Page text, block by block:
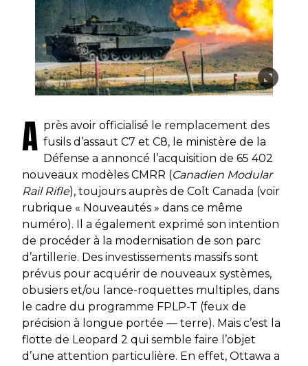
A près avoir officialisé le remplacement des
fusils d’assaut C7 et C8, le ministère de la
Défense a annoncé l’acquisition de 65 402
nouveaux modèles CMRR (Canadien Modular
Rail Rifle), toujours auprès de Colt Canada (voir
rubrique « Nouveautés » dans ce même
numéro). Il a également exprimé son intention
de procéder à la modernisation de son parc
d’artillerie. Des investissements massifs sont
prévus pour acquérir de nouveaux systèmes,
obusiers et/ou lance-roquettes multiples, dans
le cadre du programme FPLP-T (feux de
précision à longue portée — terre). Mais c’est la
flotte de Leopard 2 qui semble faire l’objet
d’une attention particulière. En effet, Ottawa a